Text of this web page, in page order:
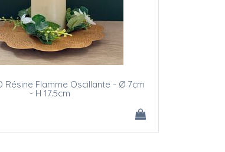
Résine Flamme Oscillante - Ø 7cm
- H 17.5cm